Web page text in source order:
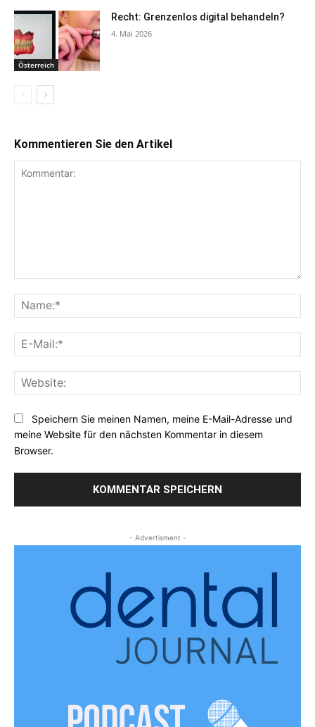
Österreich
Recht: Grenzenlos digital behandeln?
4. Mai 2026
Kommentieren Sie den Artikel
Speichern Sie meinen Namen, meine E-Mail-Adresse und
meine Website für den nächsten Kommentar in diesem
Browser.
- Advertisment -